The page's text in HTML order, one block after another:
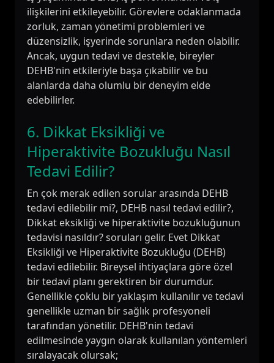
ilişkilerini etkileyebilir. Görevlere odaklanmada
zorluk, zaman yönetimi problemleri ve
düzensizlik, işyerinde sorunlara neden olabilir.
Ancak, uygun tedavi ve destekle, bireyler
DEHB'nin etkileriyle başa çıkabilir ve bu
alanlarda daha olumlu bir deneyim elde
edebilirler.
6. Dikkat Eksikliği ve
Hiperaktivite Bozukluğu Nasıl
Tedavi Edilir?
En çok merak edilen sorular arasında DEHB
tedavi edilebilir mi?, DEHB nasıl tedavi edilir?,
Dikkat eksikliği ve hiperaktivite bozukluğunun
tedavisi nasıldır? soruları gelir. Evet Dikkat
Eksikliği ve Hiperaktivite Bozukluğu (DEHB)
tedavi edilebilir. Bireysel ihtiyaçlara göre özel
bir tedavi planı gerektiren bir durumdur.
Genellikle çoklu bir yaklaşım kullanılır ve tedavi
genellikle uzman bir sağlık profesyoneli
tarafından yönetilir. DEHB'nin tedavi
edilmesinde yaygın olarak kullanılan yöntemleri
sıralayacak olursak;